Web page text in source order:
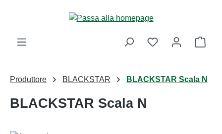
Passa al contenuto principale
Il
Produttore BLACKSTAR BLACKSTAR Scala N
BLACKSTAR Scala N